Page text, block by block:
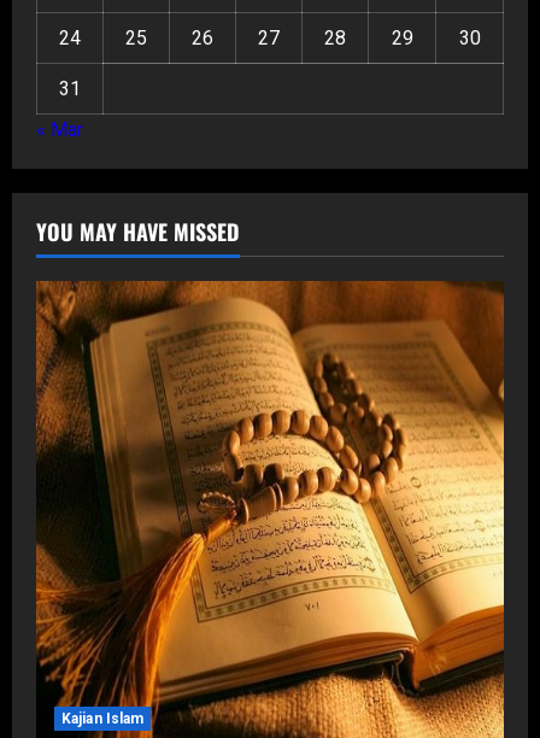
24 25 26 27 28 29 30
31
« Mar
YOU MAY HAVE MISSED
Kajian Islam